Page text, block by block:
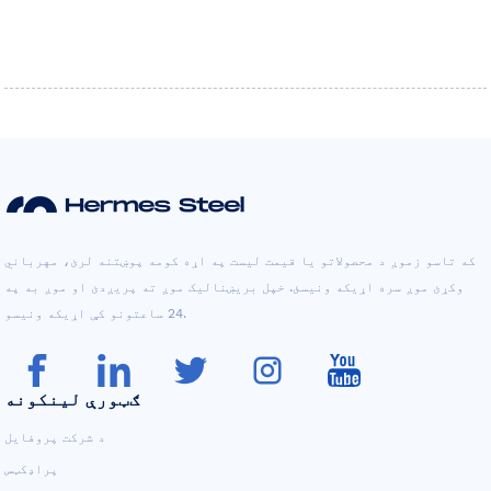
که تاسو زموږ د محصولاتو یا قیمت لیست په اړه کومه پوښتنه لرئ، مهرباني
وکړئ موږ سره اړیکه ونیسئ. خپل بریښنالیک موږ ته پریږدئ او موږ به په
24 ساعتونو کې اړیکه ونیسو.
ګټورې لینکونه
د شرکت پروفایل
پراډکټس